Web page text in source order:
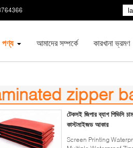
পণ্য আমাদের সম্পর্কে কারখানা ভ্রমণ
zipper
টেকসই জিপার ব্যাগ পিভিসি
কাস্টমাইজড আকার
Screen Printing